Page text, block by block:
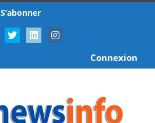
S’abonner
Connexion